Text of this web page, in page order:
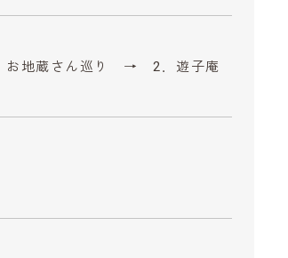
お地蔵さん巡り → 2．遊子庵